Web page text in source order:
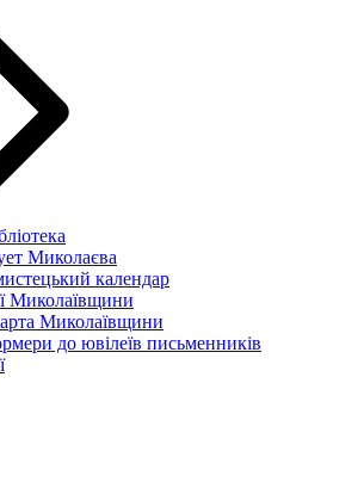
Миколаєва
календар
Миколаївщини
Миколаївщини
до ювілеїв письменників